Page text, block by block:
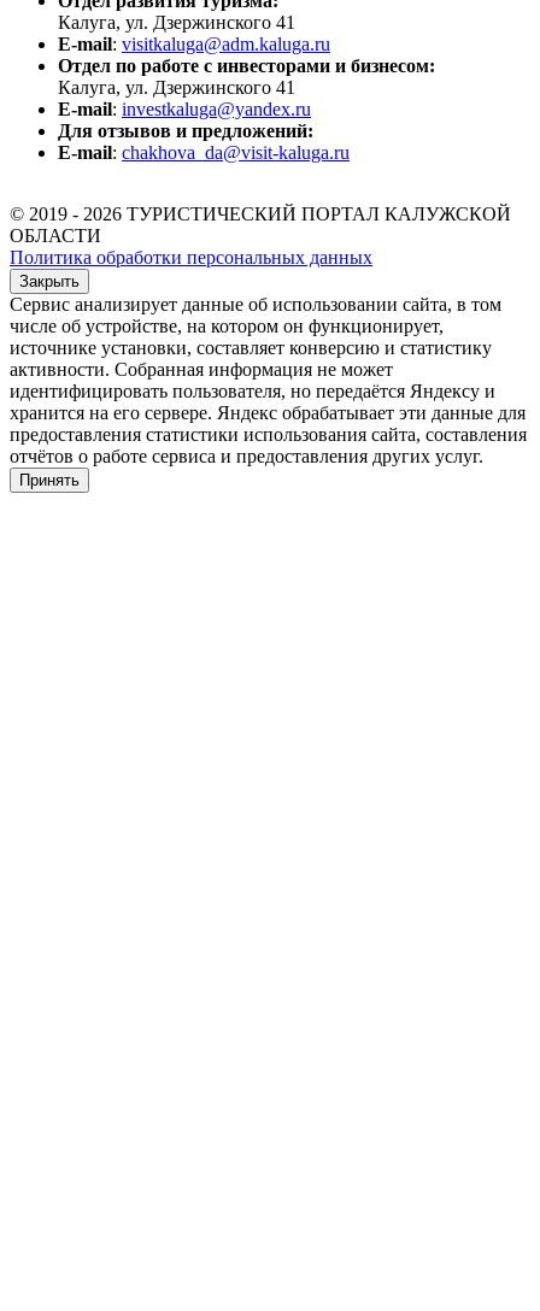
Калуга, ул. Дзержинского 41
E-mail: visitkaluga@adm.kaluga.ru
Отдел по работе с инвесторами и бизнесом:
Калуга, ул. Дзержинского 41
E-mail: investkaluga@yandex.ru
Для отзывов и предложений:
E-mail: chakhova_da@visit-kaluga.ru
© 2019 - 2026 ТУРИСТИЧЕСКИЙ ПОРТАЛ КАЛУЖСКОЙ
ОБЛАСТИ
Политика обработки персональных данных
Закрыть
Сервис анализирует данные об использовании сайта, в том
числе об устройстве, на котором он функционирует,
источнике установки, составляет конверсию и статистику
активности. Собранная информация не может
идентифицировать пользователя, но передаётся Яндексу и
хранится на его сервере. Яндекс обрабатывает эти данные для
предоставления статистики использования сайта, составления
отчётов о работе сервиса и предоставления других услуг.
Принять